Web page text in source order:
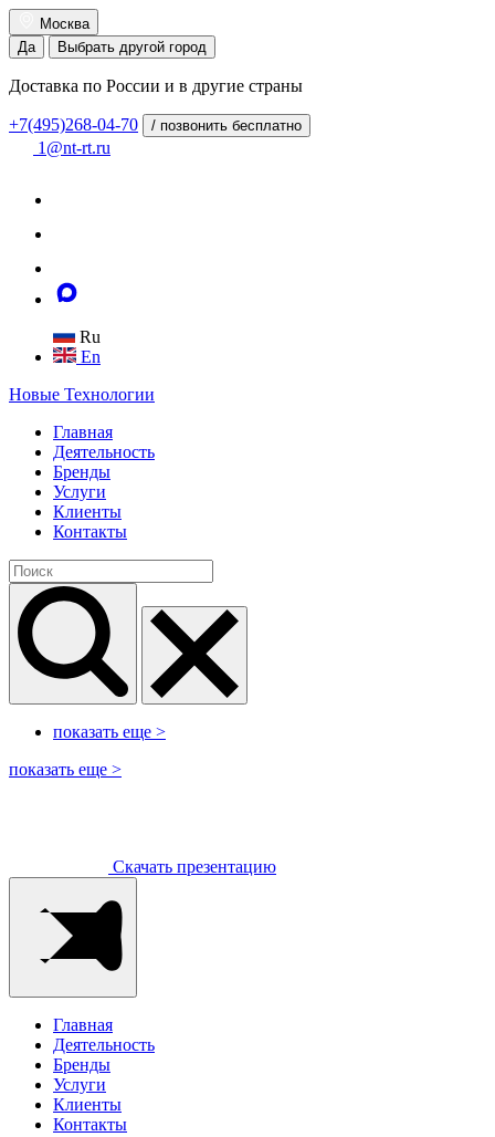
Москва
Да
Выбрать другой город
Доставка по России и в другие страны
+7(495)268-04-70 / позвонить бесплатно
1@nt-rt.ru
Ru
En
Новые Технологии
Главная
Деятельность
Бренды
Услуги
Клиенты
Контакты
показать еще >
показать еще >
Скачать презентацию
Главная
Деятельность
Бренды
Услуги
Клиенты
Контакты